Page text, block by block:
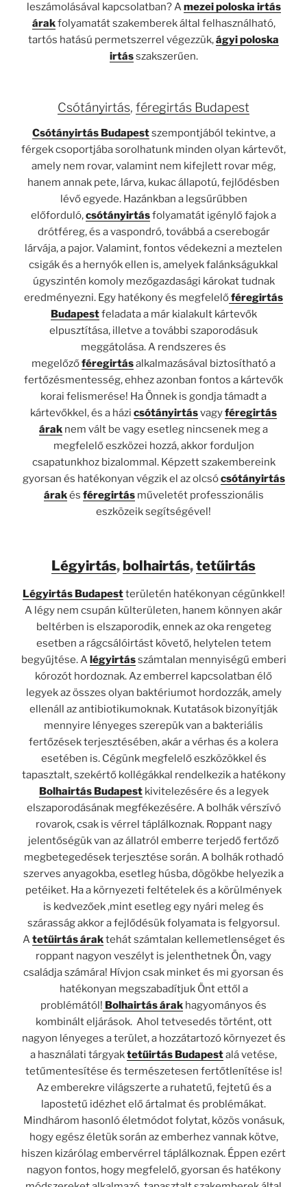
leszámolásával kapcsolatban? Amezei poloska irtás
árakfolyamatát szakemberek által felhasználható,
tartós hatású permetszerrel végezzük,ágyi poloska
irtásszakszerűen.
Csótányirtás, féregirtás Budapest
Csótányirtás Budapestszempontjából tekintve, a
férgek csoportjába sorolhatunk minden olyan kártevőt,
amely nem rovar, valamint nem kifejlett rovar még,
hanem annak pete, lárva, kukac állapotú, fejlődésben
lévő egyede. Hazánkban a legsűrűbben
előforduló,csótányirtásfolyamatát igénylő fajok a
drótféreg, és a vaspondró, továbbá a cserebogár
lárvája, a pajor. Valamint, fontos védekezni a meztelen
csigák és a hernyók ellen is, amelyek falánkságukkal
úgyszintén komoly mezőgazdasági károkat tudnak
eredményezni. Egy hatékony és megfelelőféregirtás
Budapestfeladata a már kialakult kártevők
elpusztítása, illetve a további szaporodásuk
meggátolása. A rendszeres és
megelőzőféregirtásalkalmazásával biztosítható a
fertőzésmentesség, ehhez azonban fontos a kártevők
korai felismerése! Ha Önnek is gondja támadt a
kártevőkkel, és a házi csótányirtásvagyféregirtás
árak nem vált be vagy esetleg nincsenek meg a
megfelelő eszközei hozzá, akkor forduljon
csapatunkhoz bizalommal. Képzett szakembereink
gyorsan és hatékonyan végzik el az olcsócsótányirtás
árakés féregirtásműveletét professzionális
eszközeik segítségével!
Légyirtás, bolhairtás,tetűirtás
Légyirtás Budapestterületén hatékonyan cégünkkel!
A légy nem csupán külterületen, hanem könnyen akár
beltérben is elszaporodik, ennek az oka rengeteg
esetben a rágcsálóirtást követő, helytelen tetem
begyűjtése. Alégyirtásszámtalan mennyiségű emberi
kórozót hordoznak. Az emberrel kapcsolatban élő
legyek az összes olyan baktériumot hordozzák, amely
ellenáll az antibiotikumoknak. Kutatások bizonyítják
mennyire lényeges szerepük van a bakteriális
fertőzések terjesztésében, akár a vérhas és a kolera
esetében is. Cégünk megfelelő eszközökkel és
tapasztalt, szekértő kollégákkal rendelkezik a hatékony
Bolhairtás Budapestkivitelezésére és a legyek
elszaporodásának megfékezésére. A bolhák vérszívó
rovarok, csak is vérrel táplálkoznak. Roppant nagy
jelentőségük van az állatról emberre terjedő fertőző
megbetegedések terjesztése során. A bolhák rothadó
szerves anyagokba, esetleg húsba, dögökbe helyezik a
petéiket. Ha a környezeti feltételek és a körülmények
is kedvezőek ,mint esetleg egy nyári meleg és
szárasság akkor a fejlődésük folyamata is felgyorsul.
Atetűirtás áraktehát számtalan kellemetlenséget és
roppant nagyon veszélyt is jelenthetnek Ön, vagy
családja számára! Hívjon csak minket és mi gyorsan és
hatékonyan megszabadítjuk Önt ettől a
problémától! Bolhairtás árak hagyományos és
kombinált eljárások. Ahol tetvesedés történt, ott
nagyon lényeges a terület, a hozzátartozó környezet és
a használati tárgyaktetűirtás Budapestalá vetése,
tetűmentesítése és természetesen fertőtlenítése is!
Az emberekre világszerte a ruhatetű, fejtetű és a
lapostetű idézhet elő ártalmat és problémákat.
Mindhárom hasonló életmódot folytat, közös vonásuk,
hogy egész életük során az emberhez vannak kötve,
hiszen kizárólag embervérrel táplálkoznak. Éppen ezért
nagyon fontos, hogy megfelelő, gyorsan és hatékony